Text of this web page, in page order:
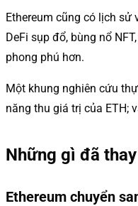
Ethereum cũng có lịch
DeFi sụp đổ, bùng nổ
phong phú hơn.
Một khung nghiên cứu
năng thu giá trị của ETH;
Những gì đã
Ethereum chuyển